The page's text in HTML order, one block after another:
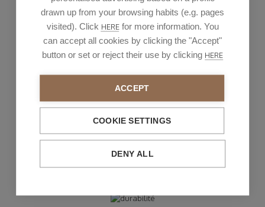
Nous créons des emplois dans notre
environnement , sans chercher à délocaliser pour
Plan pour l'égalitéInitiatives, mesures et gestion
des talents pour l'égalité des chances des
drawn up from your browsing habits (e.g. pages
visited). Click HEREfor more information. You
can accept all cookies by clicking the "Accept"
button or set or reject their use by clicking HERE
ACCEPT
COOKIE SETTINGS
DENY ALL